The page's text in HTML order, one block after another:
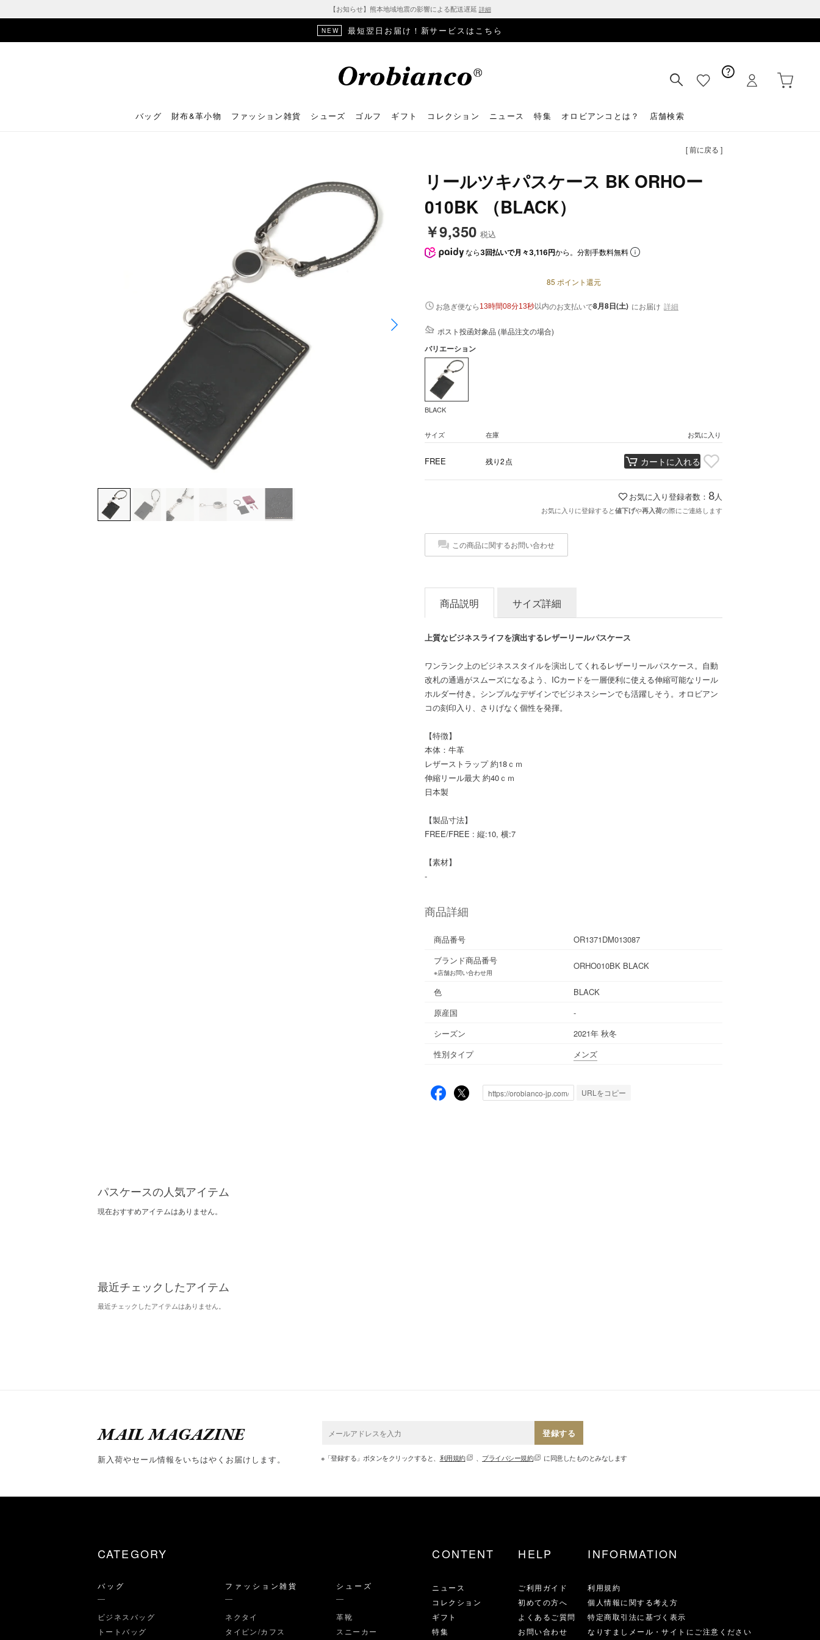
【お知らせ】熊本地域地震の影響による配送遅延 詳細
NEW 最短翌日お届け！新サービスはこちら
バッグ 財布&革小物 ファッション雑貨 シューズ ゴルフ ギフト コレクション ニュース 特集 オロビアンコとは？ 店舗検索
[ 前に戻る ]
リールツキパスケース BK ORHOー
010BK （BLACK）
￥9,350 税込
なら 3回払いで月々3,116円から。分割手数料無料
85 ポイント還元
お急ぎ便なら 13時間08分12秒以内のお支払いで8月8日(土) にお届け 詳細
ポスト投函対象品 (単品注文の場合)
バリエーション
BLACK
サイズ 在庫 お気に入り
FREE 残り2点 カートに入れる
お気に入り登録者数： 8 人
お気に入りに登録すると値下げや再入荷の際にご連絡します
この商品に関するお問い合わせ
商品説明 サイズ詳細
上質なビジネスライフを演出するレザーリールパスケース
ワンランク上のビジネススタイルを演出してくれるレザーリールパスケース。自動
改札の通過がスムーズになるよう、ICカードを一層便利に使える伸縮可能なリール
ホルダー付き。シンプルなデザインでビジネスシーンでも活躍しそう。オロビアン
コの刻印入り、さりげなく個性を発揮。
【特徴】
本体：牛革
レザーストラップ 約18ｃｍ
伸縮リール最大 約40ｃｍ
日本製
【製品寸法】
FREE/FREE : 縦:10, 横:7
【素材】
-
商品詳細
商品番号
OR1371DM013087
ブランド商品番号
※店舗お問い合わせ用
ORHO010BK BLACK
色
BLACK
原産国
-
シーズン
2021年 秋冬
性別タイプ
メンズ
URLをコピー
パスケースの人気アイテム
現在おすすめアイテムはありません。
最近チェックしたアイテム
最近チェックしたアイテムはありません。
MAIL MAGAZINE
新入荷やセール情報をいちはやくお届けします。
登録する
※「登録する」ボタンをクリックすると、 利用規約 、 プライバシー規約 に同意したものとみなします
CATEGORY
バッグ
ビジネスバッグ
トートバッグ
ファッション雑貨
ネクタイ
タイピン/カフス
シューズ
革靴
スニーカー
CONTENT
ニュース
コレクション
ギフト
特集
HELP
ご利用ガイド
初めての方へ
よくあるご質問
お問い合わせ
INFORMATION
利用規約
個人情報に関する考え方
特定商取引法に基づく表示
なりすましメール・サイトにご注意ください